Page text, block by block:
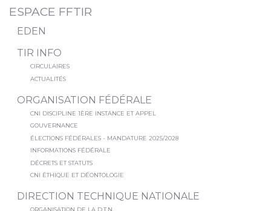
ESPACE FFTIR
EDEN
TIR INFO
CIRCULAIRES
ACTUALITÉS
ORGANISATION FÉDÉRALE
CNI DISCIPLINE 1ÈRE INSTANCE ET APPEL
GOUVERNANCE
ÉLECTIONS FÉDÉRALES - MANDATURE 2025/2028
INFORMATIONS FÉDÉRALE
DÉCRETS ET STATUTS
CNI ÉTHIQUE ET DÉONTOLOGIE
DIRECTION TECHNIQUE NATIONALE
ORGANISATION DE LA D.T.N.